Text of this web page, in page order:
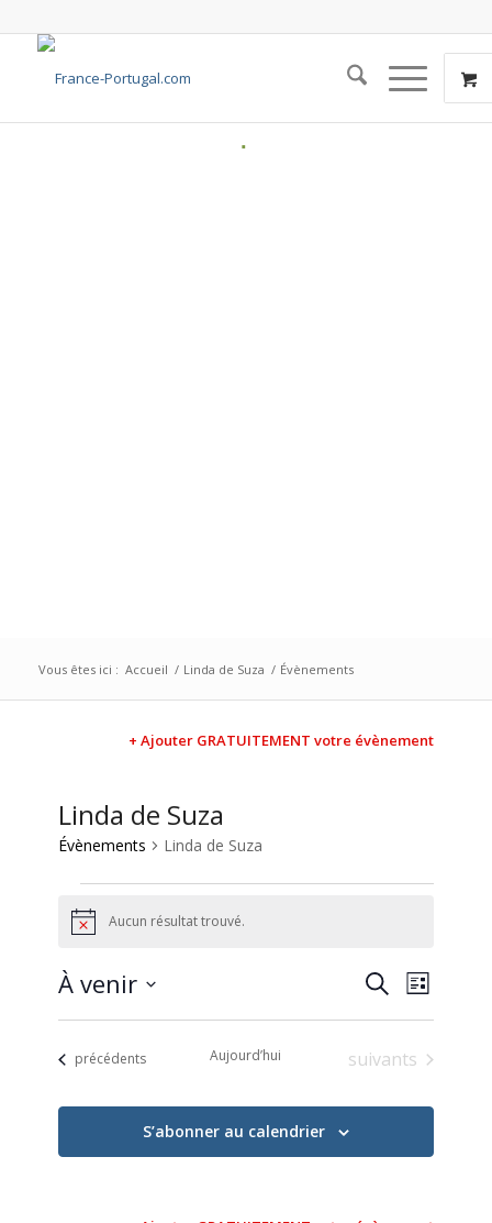
Vous êtes ici : Accueil / Linda de Suza / Évènements
+ Ajouter GRATUITEMENT votre évènement
Linda de Suza
Évènements Linda de Suza
NoticeAucun résultat trouvé.
et
vues
Recherche
de
vues
Liste
À venir
date.Évènements
précédents Aujourd’hui Évènements
suivants
S’abonner au calendrier